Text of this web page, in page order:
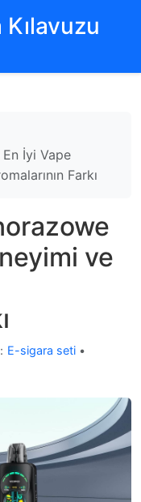
İyi Vape
Farkı
ve
E-sigara seti •